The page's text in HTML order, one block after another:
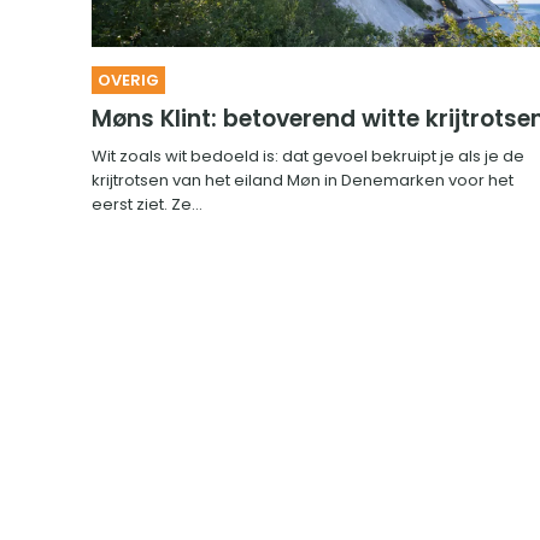
OVERIG
Møns Klint: betoverend witte
Wit zoals wit bedoeld is: dat gevoel bekruipt je als je de
krijtrotsen van het eiland Møn in Denemarken voor het
eerst ziet. Ze...